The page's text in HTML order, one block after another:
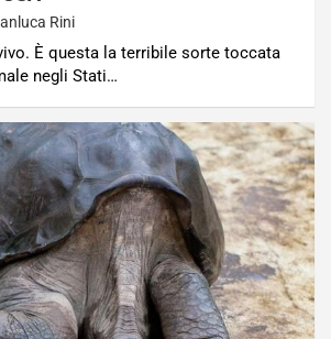
Rini
È questa la terribile sorte toccata
negli Stati…